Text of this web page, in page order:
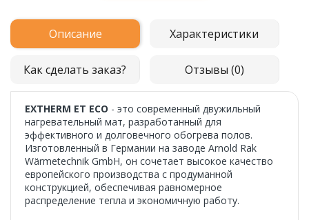
Описание Характеристики
Как сделать заказ? Отзывы (0)
EXTHERM ET ECO - это современный двужильный
нагревательный мат, разработанный для
эффективного и долговечного обогрева полов.
Изготовленный в Германии на заводе Arnold Rak
Wärmetechnik GmbH, он сочетает высокое качество
европейского производства с продуманной
конструкцией, обеспечивая равномерное
распределение тепла и экономичную работу.